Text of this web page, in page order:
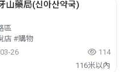
山藥局(신아산약국)
區
店 #購物
26
114
116米以內